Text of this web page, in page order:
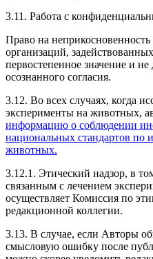
3.11. Работа с
Право на
организаций,
первостепенное значение и
осознанного согласия.
3.12. Во всех случаях, когда
эксперименты на животных,
информацию о соблюдении
национальных стандартов по
животных.
3.12.1. Этический надзор, в
связанным с лечением
осуществляет Комиссия по
редакционной коллегии.
3.13. В случае, если Авторы
смысловую ошибку после